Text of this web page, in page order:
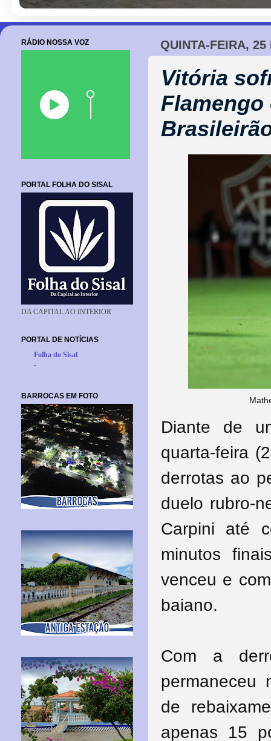
QUINTA-FEIRA,
Vitória
Flamengo
Diante de
quarta-feira
derrotas ao
duelo rubro-
Carpini até
minutos
venceu e
baiano.
Com a
permaneceu
de
apenas 15
RÁDIO NOSSA VOZ
PORTAL FOLHA DO SISAL
DA CAPITAL AO INTERIOR
PORTAL DE NOTÍCIAS
Folha do Sisal
-
BARROCAS EM FOTO